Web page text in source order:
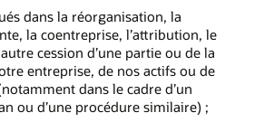
dans la réorganisation, la
la coentreprise, l’attribution, le
cession d’une partie ou de la
entreprise, de nos actifs ou de
dans le cadre d’un
ou d’une procédure similaire) ;